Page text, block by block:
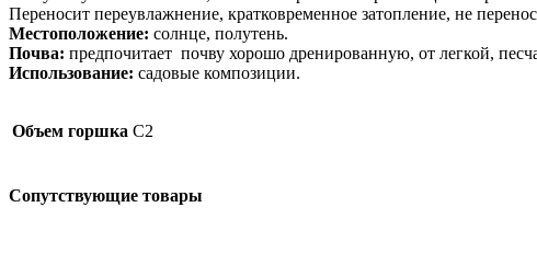
Переносит переувлажнение, кратковременное затопление, не
Местоположение: солнце, полутень.
Почва: предпочитает почву хорошо дренированную, от легкой,
Использование: садовые композиции.
Объем горшка C2
Сопутствующие товары